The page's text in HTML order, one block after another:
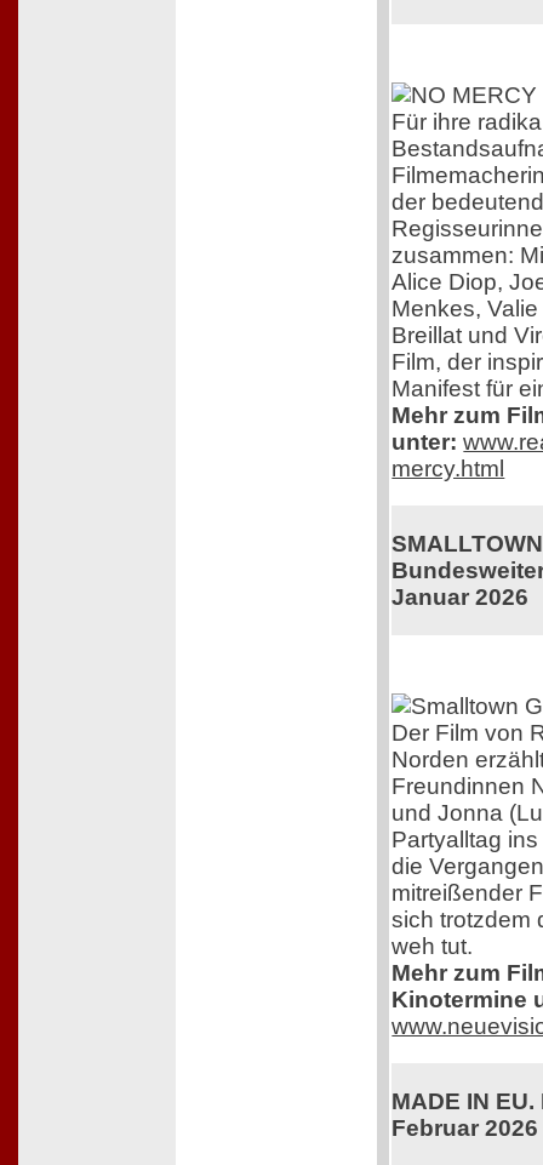
Für ihre
der
zusammen:
Alice Diop,
Menkes,
Breillat und
Film, der
Manifest für
Mehr zum
unter:
mercy.html
Januar 2026
Der Film von
Norden
Freundinnen
und Jonna
Partyalltag
die
mitreißender
sich trotzdem
weh tut.
Mehr zum
Kinotermine
MADE IN
Februar 2026